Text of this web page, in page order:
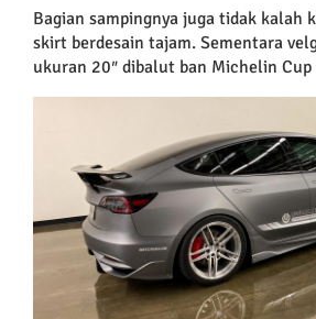
Bagian sampingnya juga tidak kalah
skirt berdesain tajam. Sementara
ukuran 20″ dibalut ban Michelin Cup